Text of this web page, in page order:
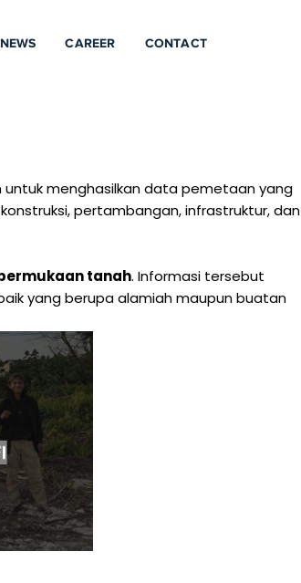
NEWS CAREER CONTACT
menghasilkan data pemetaan yang
pertambangan, infrastruktur, dan
tanah. Informasi tersebut
yang berupa alamiah maupun buatan